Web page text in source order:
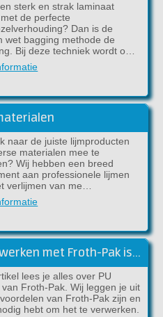
sterk en strak laminaat
de perfecte
Dan is de
wet bagging methode de
Bij deze techniek wordt o…
naar de juiste lijmproducten
materialen mee te
Wij hebben een breed
aan professionele lijmen
verlijmen van me…
Tips en tricks voor het werken met Froth-Pak isolatieschuim
lees je alles over PU
Froth-Pak. Wij leggen je uit
van Froth-Pak zijn en
hebt om het te verwerken.